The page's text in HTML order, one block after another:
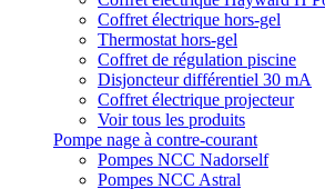
Coffret électrique hors-gel
Thermostat hors-gel
Coffret de régulation piscine
Disjoncteur différentiel 30 mA
Coffret électrique projecteur
Voir tous les produits
Pompe nage à contre-courant
Pompes NCC Nadorself
Pompes NCC Astral